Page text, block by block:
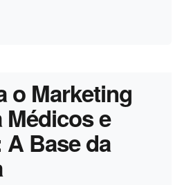
o Marketing
Médicos e
Base da